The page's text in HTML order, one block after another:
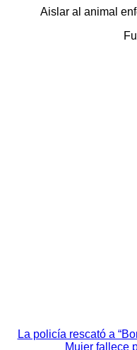
Aislar al animal
Navegación
La policía rescató a
Mujer fallece